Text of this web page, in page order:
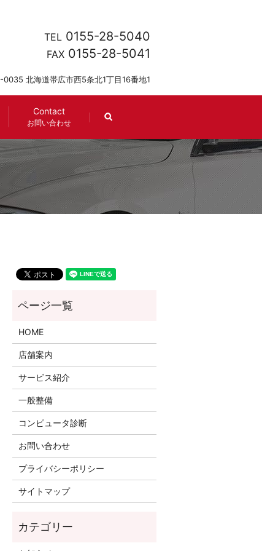
Contact
お問い合わせ search
TEL 0155-28-5040
FAX 0155-28-5041
北海道帯広市西5条北1丁目16番地1
HOME
店舗案内
サービス紹介
一般整備
コンピュータ診断
お問い合わせ
プライバシーポリシー
サイトマップ